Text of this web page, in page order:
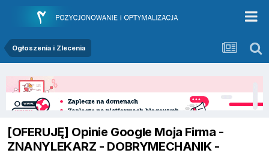
Ogłoszenia i Zlecenia
[OFERUJĘ] Opinie Google Moja Firma -
ZNANYLEKARZ - DOBRYMECHANIK -